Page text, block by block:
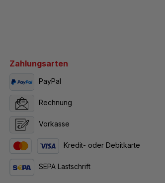
Zahlungsarten
PayPal
Rechnung
Vorkasse
Kredit- oder Debitkarte
SEPA Lastschrift